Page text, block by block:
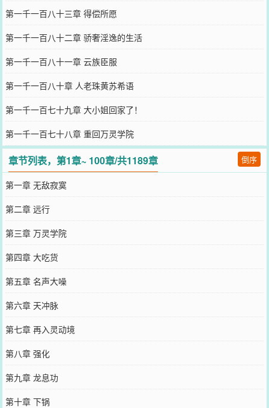
第一千一百八十三章 得偿所愿
第一千一百八十二章 骄奢淫逸的生活
第一千一百八十一章 云族臣服
第一千一百八十章 人老珠黄苏希语
第一千一百七十九章 大小姐回家了！
第一千一百七十八章 重回万灵学院
章节列表，第1章~ 100章/共1189章 倒序
第一章 无敌寂寞
第二章 远行
第三章 万灵学院
第四章 大吃货
第五章 名声大噪
第六章 天冲脉
第七章 再入灵动境
第八章 强化
第九章 龙息功
第十章 下锅